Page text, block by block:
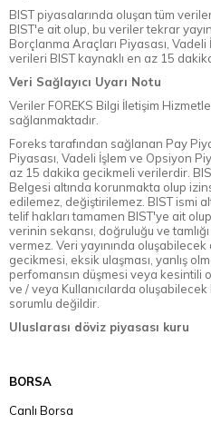
BIST piyasalarında oluşan tüm
BIST'e ait olup, bu veriler tekrar
Borçlanma Araçları Piyasası,
verileri BIST kaynaklı en az 15
Veri Sağlayıcı Uyarı Notu
Veriler FOREKS Bilgi İletişim
sağlanmaktadır.
Foreks tarafından sağlanan Pay
Piyasası, Vadeli İşlem ve Opsiyon
az 15 dakika gecikmeli verilerdir.
Belgesi altında korunmakta olup
edilemez, değiştirilemez. BIST ismi
telif hakları tamamen BIST'ye ait
verinin sekansı, doğruluğu ve
vermez. Veri yayınında
gecikmesi, eksik ulaşması, yanlış
perfomansın düşmesi veya kesintili
ve / veya Kullanıcılarda
sorumlu değildir.
Uluslarası döviz piyasası kuru
BORSA
Canlı Borsa